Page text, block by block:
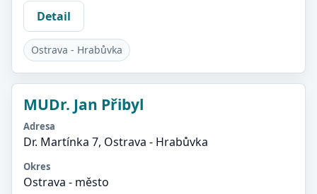
Detail
Ostrava - Hrabůvka
MUDr. Jan Přibyl
Adresa
Dr. Martínka 7, Ostrava - Hrabůvka
Okres
Ostrava - město